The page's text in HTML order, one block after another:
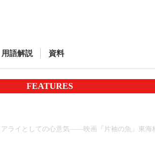
用語解説 資料
FEATURES
アライとしての心意気――映画『片袖の魚』東海